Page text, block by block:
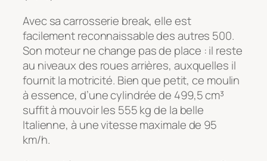
Avec sa carrosserie break, elle est
facilement reconnaissable des autres 500.
Son moteur ne change pas de place : il reste
au niveaux des roues arrières, auxquelles il
fournit la motricité. Bien que petit, ce moulin
à essence, d’une cylindrée de 499,5 cm³
suffit à mouvoir les 555 kg de la belle
Italienne, à une vitesse maximale de 95
km/h.